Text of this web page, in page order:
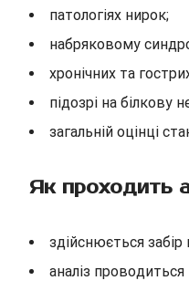
патологіях нирок;
набряковому
хронічних та
підозрі на білкову
загальній оцінці
Як проходить
здійснюється забір
аналіз